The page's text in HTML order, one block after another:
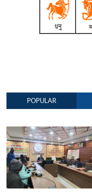
POPULAR